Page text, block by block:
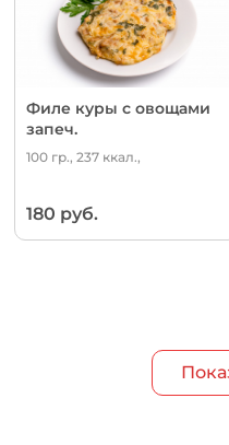
Филе куры с овощами
запеч.
100 гр., 237 ккал.,
180 руб.